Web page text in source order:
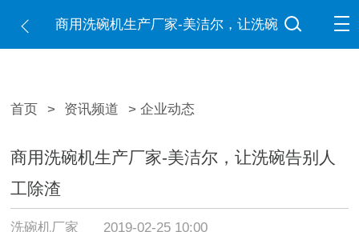
商用洗碗机生产厂家-美洁尔，让洗碗
首页 > 资讯频道 > 企业动态
商用洗碗机生产厂家-美洁尔，让洗碗告别人
工除渣
洗碗机厂家 2019-02-25 10:00